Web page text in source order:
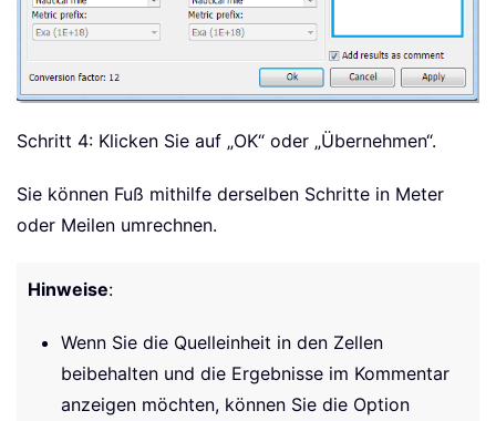
Schritt 4: Klicken Sie auf „OK“ oder „Übernehmen“.
Sie können Fuß mithilfe derselben Schritte in Meter
oder Meilen umrechnen.
Hinweise:
Wenn Sie die Quelleinheit in den Zellen
beibehalten und die Ergebnisse im Kommentar
anzeigen möchten, können Sie die Option